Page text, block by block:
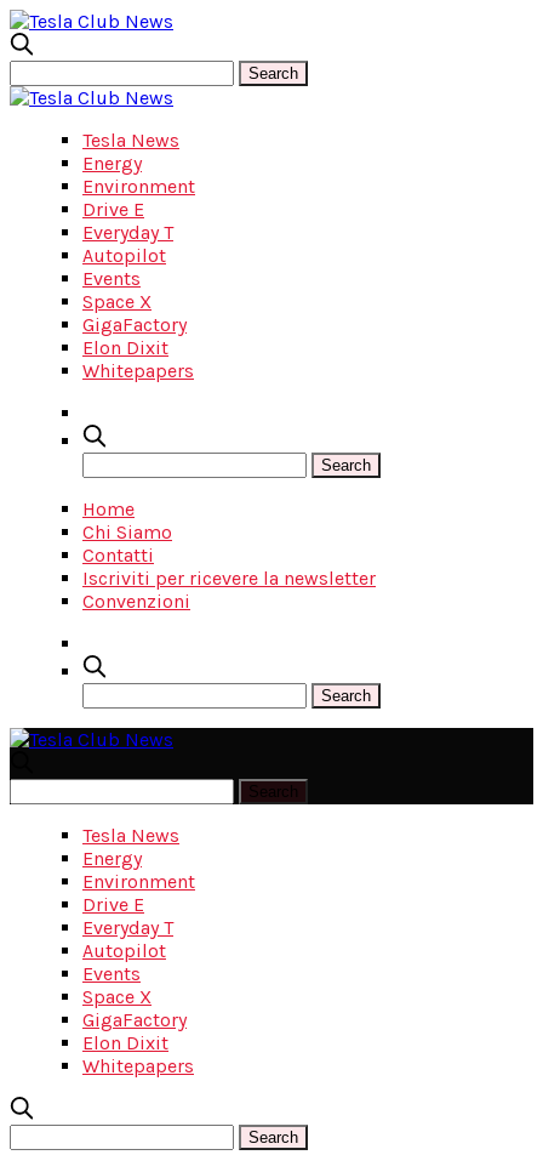
Tesla News
Energy
Environment
Drive E
Everyday T
Autopilot
Events
Space X
GigaFactory
Elon Dixit
Whitepapers
Home
Chi Siamo
Contatti
Iscriviti per ricevere la newsletter
Convenzioni
Tesla News
Energy
Environment
Drive E
Everyday T
Autopilot
Events
Space X
GigaFactory
Elon Dixit
Whitepapers